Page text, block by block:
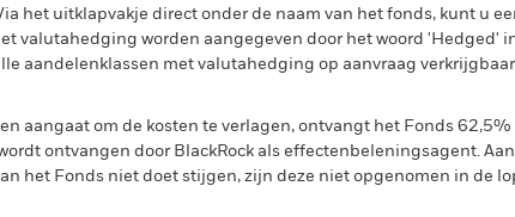
het uitklapvakje direct onder de naam van het fonds, kunt u
valutahedging worden aangegeven door het woord 'Hedged'
aandelenklassen met valutahedging op aanvraag
aangaat om de kosten te verlagen, ontvangt het Fonds
ontvangen door BlackRock als effectenbeleningsagent.
het Fonds niet doet stijgen, zijn deze niet opgenomen in de